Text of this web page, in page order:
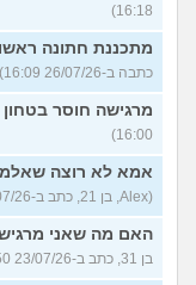
16:18)
מתכננת חתונה
כתבה ב-26/07/26 16:09)
מרגישה חוסר
16:00)
אמא לא רוצה
(Alex, בן 21, כתב ב-23/07/26 16:01)
האם מה שאני מרגיש
בן 31, כתב ב-23/07/26 15:50)